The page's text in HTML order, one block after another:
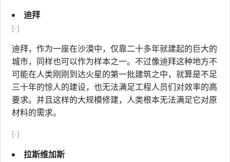
迪拜
[-]
迪拜，作为一座在沙漠中，仅靠二十多年就建起的巨大的
城市，同样也可以作为样本之一。不过像迪拜这种地方不
可能在人类刚刚到达火星的第一批建筑之中，就算是不足
三十年的惊人的建设，也无法满足工程人员们对效率的高
要求。并且这样的大规模修建，人类根本无法满足它对原
材料的需求。
[-]
拉斯维加斯